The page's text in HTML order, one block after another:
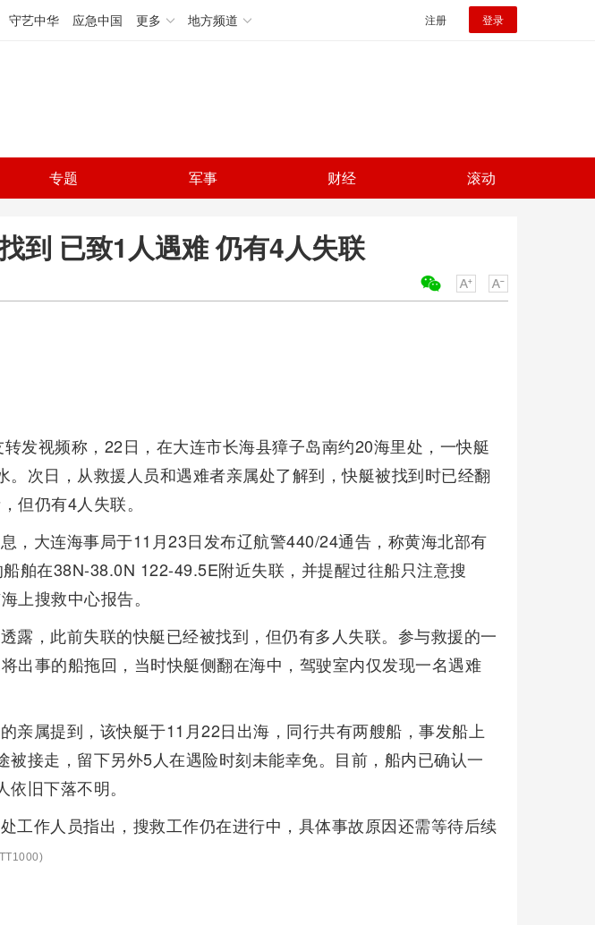
守艺中华 应急中国 更多 地方频道 注册 登录
专题 军事 财经 滚动
到 已致1人遇难 仍有4人失联
发视频称，22日，在大连市长海县獐子岛南约20海里处，一快艇
。次日，从救援人员和遇难者亲属处了解到，快艇被找到时已经翻
但仍有4人失联。
，大连海事局于11月23日发布辽航警440/24通告，称黄海北部有
舶在38N-38.0N 122-49.5E附近失联，并提醒过往船只注意搜
上搜救中心报告。
露，此前失联的快艇已经被找到，但仍有多人失联。参与救援的一
出事的船拖回，当时快艇侧翻在海中，驾驶室内仅发现一名遇难
亲属提到，该快艇于11月22日出海，同行共有两艘船，事发船上
被接走，留下另外5人在遇险时刻未能幸免。目前，船内已确认一
旧下落不明。
工作人员指出，搜救工作仍在进行中，具体事故原因还需等待后续